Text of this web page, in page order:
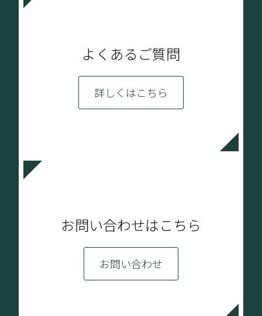
よくあるご質問
詳しくはこちら
お問い合わせはこちら
お問い合わせ